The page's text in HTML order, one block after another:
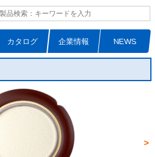
カタログ 企業情報 NEWS
>